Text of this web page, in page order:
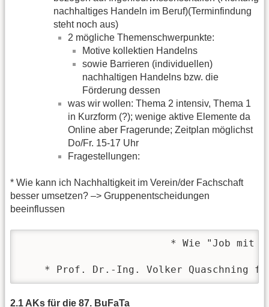
nachhaltiges Handeln im Beruf)(Terminfindung
steht noch aus)
2 mögliche Themenschwerpunkte:
Motive kollektien Handelns
sowie Barrieren (individuellen)
nachhaltigen Handelns bzw. die
Förderung dessen
was wir wollen: Thema 2 intensiv, Thema 1
in Kurzform (?); wenige aktive Elemente da
Online aber Fragerunde; Zeitplan möglichst
Do/Fr. 15-17 Uhr
Fragestellungen:
* Wie kann ich Nachhaltigkeit im Verein/der Fachschaft
besser umsetzen? –> Gruppenentscheidungen
beeinflussen
* Prof. Dr.-Ing. Volker Quaschning
2.1 AKs für die 87. BuFaTa